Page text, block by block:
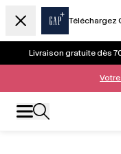
Téléchargez
Livraison gratuite dès